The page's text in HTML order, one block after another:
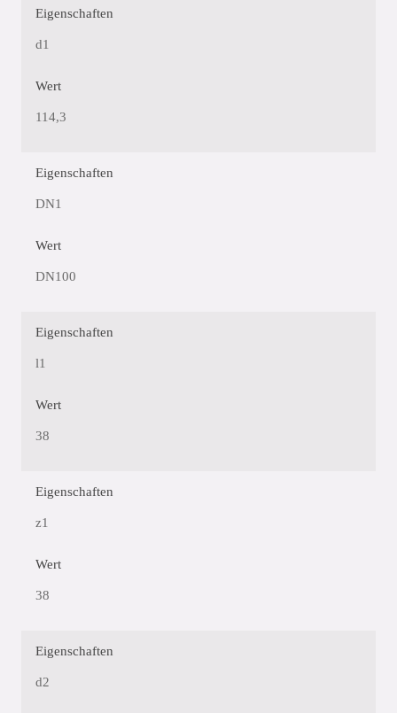
Eigenschaften
d1
Wert
114,3
Eigenschaften
DN1
Wert
DN100
Eigenschaften
l1
Wert
38
Eigenschaften
z1
Wert
38
Eigenschaften
d2